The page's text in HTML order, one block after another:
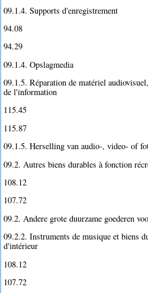
09.1.4. Supports d'enregistrement
94.08
94.29
09.1.4. Opslagmedia
09.1.5. Réparation de matériel
de l'information
115.45
115.87
09.1.5. Herselling van audio-, video- of
09.2. Autres biens durables à fonction
108.12
107.72
09.2. Andere grote duurzame goederen
09.2.2. Instruments de musique et biens
d'intérieur
108.12
107.72